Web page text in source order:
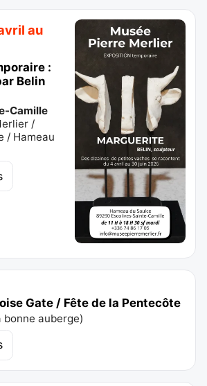
au
:
Belin
Camille
/
/ Hameau
Gate / Fête de la Pentecôte
bonne auberge)